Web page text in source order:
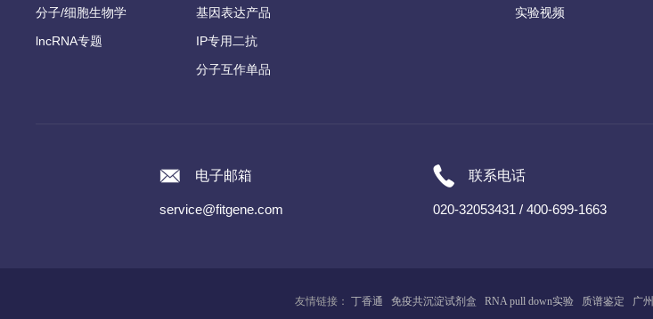
分子/细胞生物学
lncRNA专题
基因表达产品
IP专用二抗
分子互作单品
实验视频
电子邮箱
service@fitgene.com
联系电话
020-32053431 / 400-699-1663
友情链接： 丁香通 免疫共沉淀试剂盒 RNA pull down实验 质谱鉴定 广州